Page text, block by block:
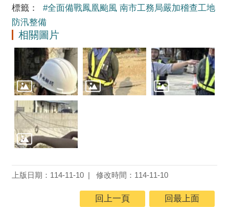
標籤：
#全面備戰鳳凰颱風 南市工務局嚴加稽查工地
防汛整備
相關圖片
上版日期：114-11-10 修改時間：114-11-10
回上一頁 回最上面